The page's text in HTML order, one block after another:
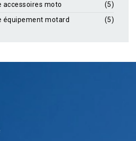
accessoires moto
(5)
équipement motard
(5)